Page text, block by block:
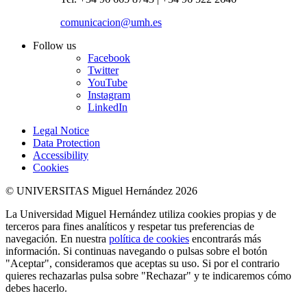
comunicacion@umh.es
Follow us
Facebook
Twitter
YouTube
Instagram
LinkedIn
Legal Notice
Data Protection
Accessibility
Cookies
© UNIVERSITAS Miguel Hernández 2026
La Universidad Miguel Hernández utiliza cookies propias y de
terceros para fines analíticos y respetar tus preferencias de
navegación. En nuestra política de cookies encontrarás más
información. Si continuas navegando o pulsas sobre el botón
"Aceptar", consideramos que aceptas su uso. Si por el contrario
quieres rechazarlas pulsa sobre "Rechazar" y te indicaremos cómo
debes hacerlo.